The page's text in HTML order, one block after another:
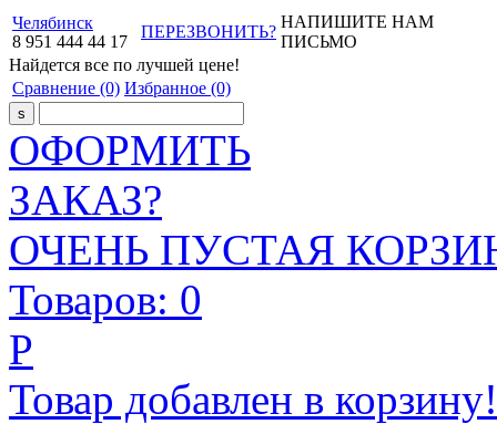
Челябинск
8 951 444 44 17
ПЕРЕЗВОНИТЬ?
НАПИШИТЕ НАМ
ПИСЬМО
Найдется все по лучшей цене!
Сравнение (0) Избранное (0)
ОФОРМИТЬ
ЗАКАЗ?
ОЧЕНЬ ПУСТАЯ
Товаров: 0
Р
Товар добавлен в корзину!